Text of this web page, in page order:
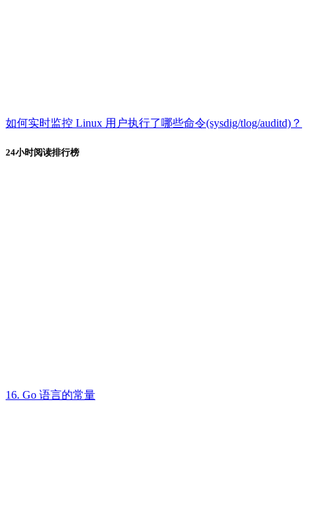
如何实时监控 Linux 用户执行了哪些命令(sysdig/tlog/auditd)？
24小时阅读排行榜
16. Go 语言的常量